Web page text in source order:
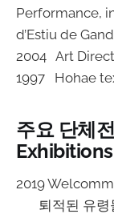
Performance,
d’Estiu de
2004 Art
1997 Hohae
주요 단체
Exhibitions
2019
퇴적된 유령